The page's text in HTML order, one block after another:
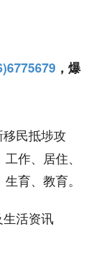
，爆
移民抵埗攻
作、居住、
育、教育。
活资讯